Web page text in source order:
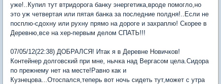
уже!..Купил тут втридорога банку энергетика,вроде помогло,но
это уж четвертая или пятая банка за последние полдня!..Если не
посплю-сдохну или рухну прямо на дороге и захраплю! Скорее в
Деревню,все на хер-первым делом СПАТЬ!!!
07/05/12(22:38) ДОБРАЛСЯ! Итак я в Деревне Новичков!
Контейнер долговский при мне, нычка над Вергасом цела.Сидора
по прежнему нет на месте!Равно как и
Кузнецова...Отоспался,теперь вот ночь сидеть тут,может с утра